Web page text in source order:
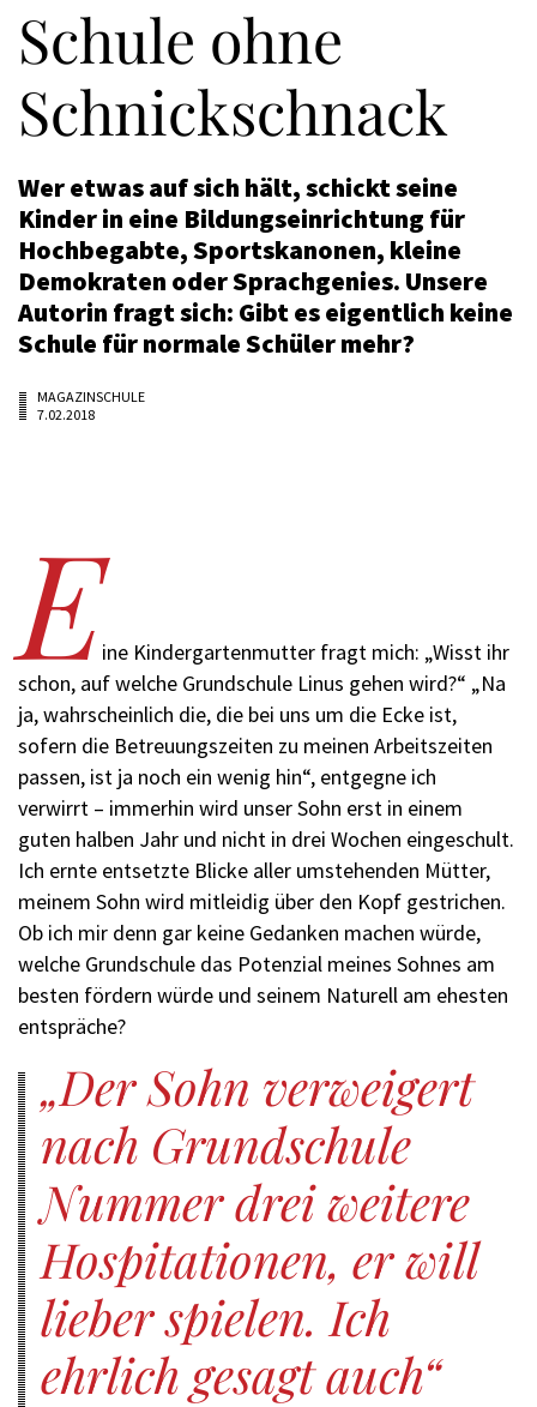
Schule ohne
Schnickschnack
Wer etwas auf sich hält, schickt seine
Kinder in eine Bildungseinrichtung für
Hochbegabte, Sportskanonen, kleine
Demokraten oder Sprachgenies. Unsere
Autorin fragt sich: Gibt es eigentlich keine
Schule für normale Schüler mehr?
MAGAZINSCHULE
7.02.2018
Eine Kindergartenmutter fragt mich: „Wisst ihr
schon, auf welche Grundschule ­Linus gehen wird?“ „Na
ja, wahrscheinlich die, die bei uns um die Ecke ist,
sofern die ­Betreuungszeiten zu meinen Arbeitszeiten
passen, ist ja noch ein wenig hin“, entgegne ich
verwirrt – immerhin wird unser Sohn erst in einem
guten halben Jahr und nicht in drei Wochen eingeschult.
Ich ernte entsetzte Blicke aller umstehenden Mütter,
meinem Sohn wird mitleidig über den Kopf gestrichen.
Ob ich mir denn gar keine Gedanken machen würde,
welche Grundschule das Potenzial meines Sohnes am
besten fördern würde und seinem Naturell am ehesten
entspräche?
Der Sohn verweigert
nach Grundschule
Nummer drei weitere
Hospitationen, er will
lieber spielen. Ich
ehrlich gesagt auch